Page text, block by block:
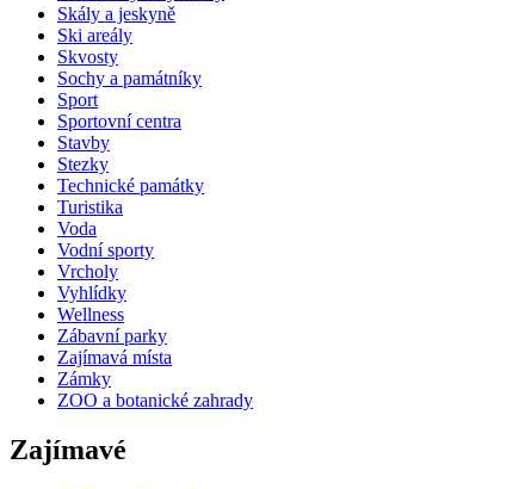
Skály a jeskyně
Ski areály
Skvosty
Sochy a památníky
Sport
Sportovní centra
Stavby
Stezky
Technické památky
Turistika
Voda
Vodní sporty
Vrcholy
Vyhlídky
Wellness
Zábavní parky
Zajímavá místa
Zámky
ZOO a botanické zahrady
Zajímavé